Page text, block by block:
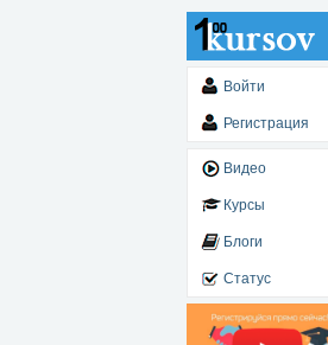
Войти
Регистрация
Видео
Курсы
Блоги
Статус